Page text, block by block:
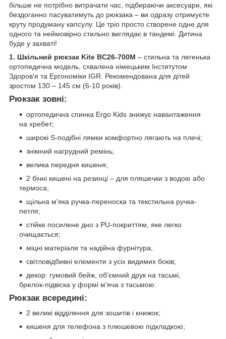
більше не потрібно витрачати час, підбираючи аксесуари, які
бездоганно пасуватимуть до рюкзака – ви одразу отримуєте
круту продуману капсулу. Це тріо просто створене одне для
одного та неймовірно стильно виглядає в тандемі. Дитина
буде у захваті!
1. Шкільний рюкзак Kite BC26-700M – стильна та легенька
ортопедична модель, схвалена німецьким Інститутом
Здоров'я та Ергономіки IGR. Рекомендована для дітей
зростом 130 – 145 см (6-10 років).
Рюкзак зовні:
ортопедична спинка Ergo Kids знижує навантаження
на хребет;
широкі S-подібні лямки комфортно лягають на плечі;
знімний нагрудний ремінь;
велика передня кишеня;
2 бічні кишені на резинці – для пляшечки з водою або
термоса;
щільна м'яка ручка-переноска та текстильна ручка-
петля;
стійке посилене дно з PU-покриттям, яке легко
очищається;
міцні матеріали та надійна фурнітура;
світловідбивні елементи з усіх видимих боків;
декор: гумовий бейж, об'ємний друк на тасьмі,
брелок-підвіска у формі м'яча з тасьмою.
Рюкзак всередині:
2 великі відділення для зошитів і книжок;
кишеня для телефона з плюшевою підкладкою;